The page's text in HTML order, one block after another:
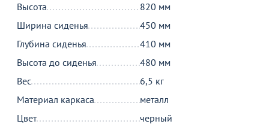
Высота
820 мм
Ширина сиденья
450 мм
Глубина сиденья
410 мм
Высота до сиденья
480 мм
Вес
6,5 кг
Материал каркаса
металл
Цвет
черный